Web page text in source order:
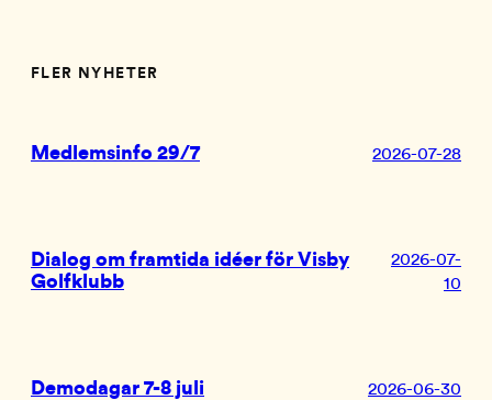
FLER NYHETER
Medlemsinfo 29/7 2026-07-28
Dialog om framtida idéer för Visby
Golfklubb
2026-07-
10
Demodagar 7-8 juli 2026-06-30